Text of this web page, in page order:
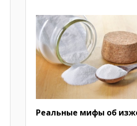
Реальные мифы об